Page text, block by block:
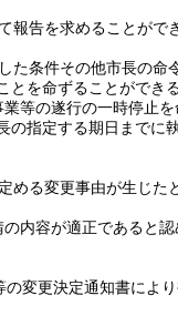
告を求めることがで
た条件その他市長の命
を命ずることができる
等の遂行の一時停止を
指定する期日までに
める変更事由が生じた
内容が適正であると
変更決定通知書によ